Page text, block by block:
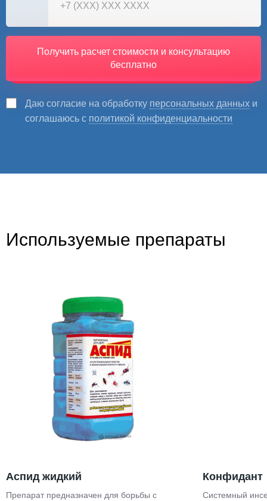
Получить расчет стоимости и консультацию
бесплатно
Даю согласие на обработку персональных данных и
соглашаюсь с политикой конфиденциальности
Используемые препараты
Аспид жидкий
Препарат предназначен для борьбы с
Конфидант
Системный